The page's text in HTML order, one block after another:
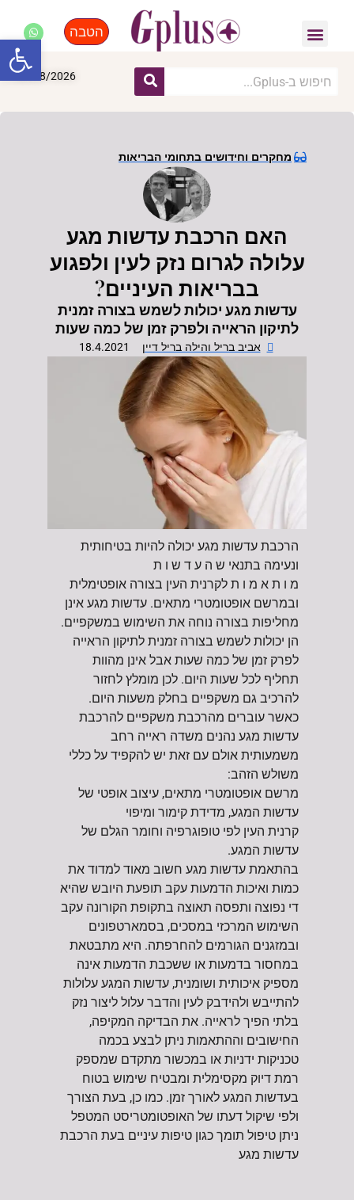
הטבה
09/08/2026
מחקרים וחידושים בתחומי הבריאות
האם הרכבת עדשות מגע
עלולה לגרום נזק לעין ולפגוע
בבריאות העיניים?
עדשות מגע יכולות לשמש בצורה זמנית
לתיקון הראייה ולפרק זמן של כמה שעות
אביב בריל והילה בריל דיין 18.4.2021
הרכבת עדשות מגע יכולה להיות בטיחותית
ונעימה בתנאי ש ה ע ד ש ו ת
מ ו ת א מ ו ת לקרנית העין בצורה אופטימלית
ובמרשם אופטומטרי מתאים. עדשות מגע אינן
מחליפות בצורה נוחה את השימוש במשקפיים.
הן יכולות לשמש בצורה זמנית לתיקון הראייה
לפרק זמן של כמה שעות אבל אינן מהוות
תחליף לכל שעות היום. לכן מומלץ לחזור
להרכיב גם משקפיים בחלק משעות היום.
כאשר עוברים מהרכבת משקפיים להרכבת
עדשות מגע נהנים משדה ראייה רחב
משמעותית אולם עם זאת יש להקפיד על כללי
משולש הזהב:
מרשם אופטומטרי מתאים, עיצוב אופטי של
עדשות המגע, מדידת קימור ומיפוי
קרנית העין לפי טופוגרפיה וחומר הגלם של
עדשות המגע.
בהתאמת עדשות מגע חשוב מאוד למדוד את
כמות ואיכות הדמעות עקב תופעת היובש שהיא
די נפוצה ותפסה תאוצה בתקופת הקורונה עקב
השימוש המרכזי במסכים, בסמארטפונים
ובמזגנים הגורמים להחרפתה. היא מתבטאת
במחסור בדמעות או ששכבת הדמעות אינה
מספיק איכותית ושומנית, עדשות המגע עלולות
להתייבש ולהידבק לעין והדבר עלול ליצור נזק
בלתי הפיך לראייה. את הבדיקה המקיפה,
החישובים וההתאמות ניתן לבצע בכמה
טכניקות ידניות או במכשור מתקדם שמספק
רמת דיוק מקסימלית ומבטיח שימוש בטוח
בעדשות המגע לאורך זמן. כמו כן, בעת הצורך
ולפי שיקול דעתו של האופטומטריסט המטפל
ניתן טיפול תומך כגון טיפות עיניים בעת הרכבת
עדשות מגע
פתח